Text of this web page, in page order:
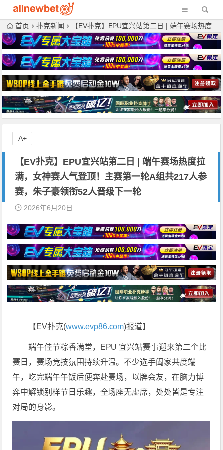
首页 扑克新闻 【EV扑克】EPU宜兴站第二日 | 端午赛场热度拉满，女神赛人气登顶！主赛第一轮A组共217人参赛，朱子豪领衔52人晋级下一轮
【EV扑克】EPU宜兴站第二日 | 端午赛场热度拉
满，女神赛人气登顶！主赛第一轮A组共217人参
赛，朱子豪领衔52人晋级下一轮
2026年6月20日
【EV扑克(www.evp86.com)报道】
端午佳节粽香满堂，EPU 宜兴站赛事迎来第二个比
赛日，赛场竞技氛围持续升温。不少选手阖家共度端
午，吃完端午午饭后便奔赴赛场，以牌会友，在脑力博
弈中解锁别样节日乐趣，全场座无虚席，处处皆是专注
对局的身影。
A+